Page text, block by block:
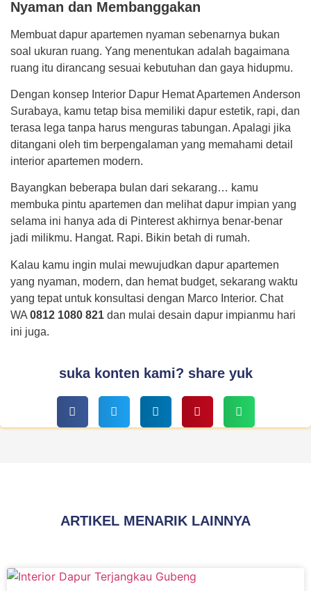
Nyaman dan Membanggakan
Membuat dapur apartemen nyaman sebenarnya bukan
soal ukuran ruang. Yang menentukan adalah bagaimana
ruang itu dirancang sesuai kebutuhan dan gaya hidupmu.
Dengan konsep Interior Dapur Hemat Apartemen Anderson
Surabaya, kamu tetap bisa memiliki dapur estetik, rapi, dan
terasa lega tanpa harus menguras tabungan. Apalagi jika
ditangani oleh tim berpengalaman yang memahami detail
interior apartemen modern.
Bayangkan beberapa bulan dari sekarang… kamu
membuka pintu apartemen dan melihat dapur impian yang
selama ini hanya ada di Pinterest akhirnya benar-benar
jadi milikmu. Hangat. Rapi. Bikin betah di rumah.
Kalau kamu ingin mulai mewujudkan dapur apartemen
yang nyaman, modern, dan hemat budget, sekarang waktu
yang tepat untuk konsultasi dengan Marco Interior. Chat
WA 0812 1080 821 dan mulai desain dapur impianmu hari
ini juga.
suka konten kami? share yuk
ARTIKEL MENARIK LAINNYA